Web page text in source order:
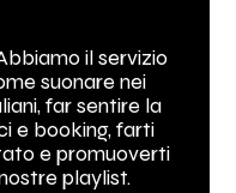
il servizio
suonare nei
far sentire la
e booking, farti
e promuoverti
playlist.